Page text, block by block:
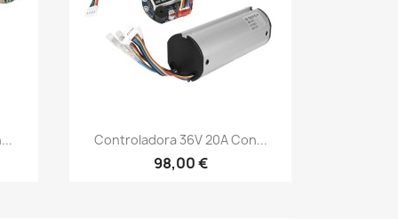
Vista rápida
Controladora 36V 20A Con...
98,00 €